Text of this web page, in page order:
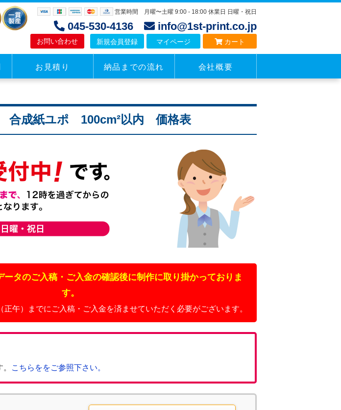
営業時間 月曜〜土曜 9:00 - 18:00 休業日 日曜・祝日
045-530-4136 info@1st-print.co.jp
お問い合わせ 新規会員登録 マイページ カート
お見積り
見積もり
見積もり
納品までの流れ 会社概要
合成紙ユポ 100cm²以内 価格表
ータのご入稿・ご入金の確認後に制作に取り掛かっておりま
す。
午）までにご入稿・ご入金を済ませていただく必要がございます。
こちらををご参照下さい。